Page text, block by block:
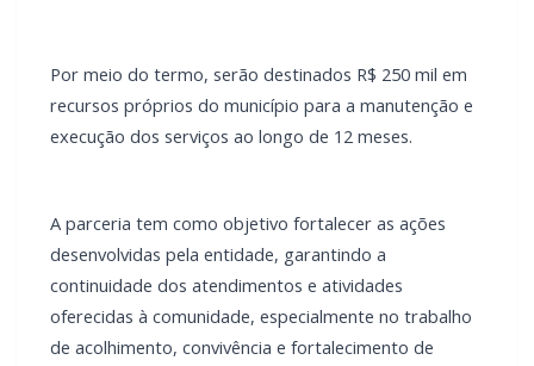
A parceria tem como objetivo fortalecer as ações
oferecidas à comunidade, especialmente no trabalho
de acolhimento, convivência e fortalecimento de
vínculos sociais.